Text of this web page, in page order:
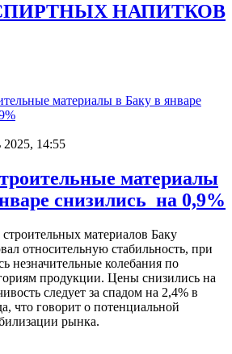
НАПИТКОВ
2025, 14:55
материалы
снизились на 0,9%
материалов Баку
относительную стабильность, при
незначительные колебания по
продукции. Цены снизились на
следует за спадом на 2,4% в
что говорит о потенциальной
рынка.